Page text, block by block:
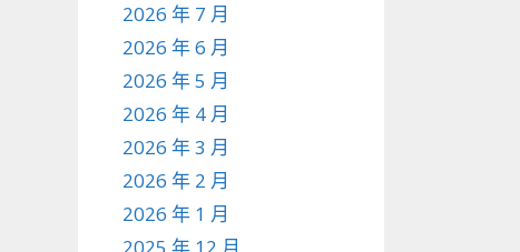
2026 年 7 月
2026 年 6 月
2026 年 5 月
2026 年 4 月
2026 年 3 月
2026 年 2 月
2026 年 1 月